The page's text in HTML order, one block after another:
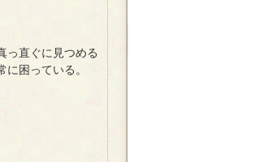
っ直ぐに見つめる
困っている。